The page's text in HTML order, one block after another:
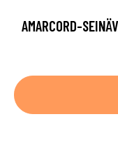
AMARCORD-